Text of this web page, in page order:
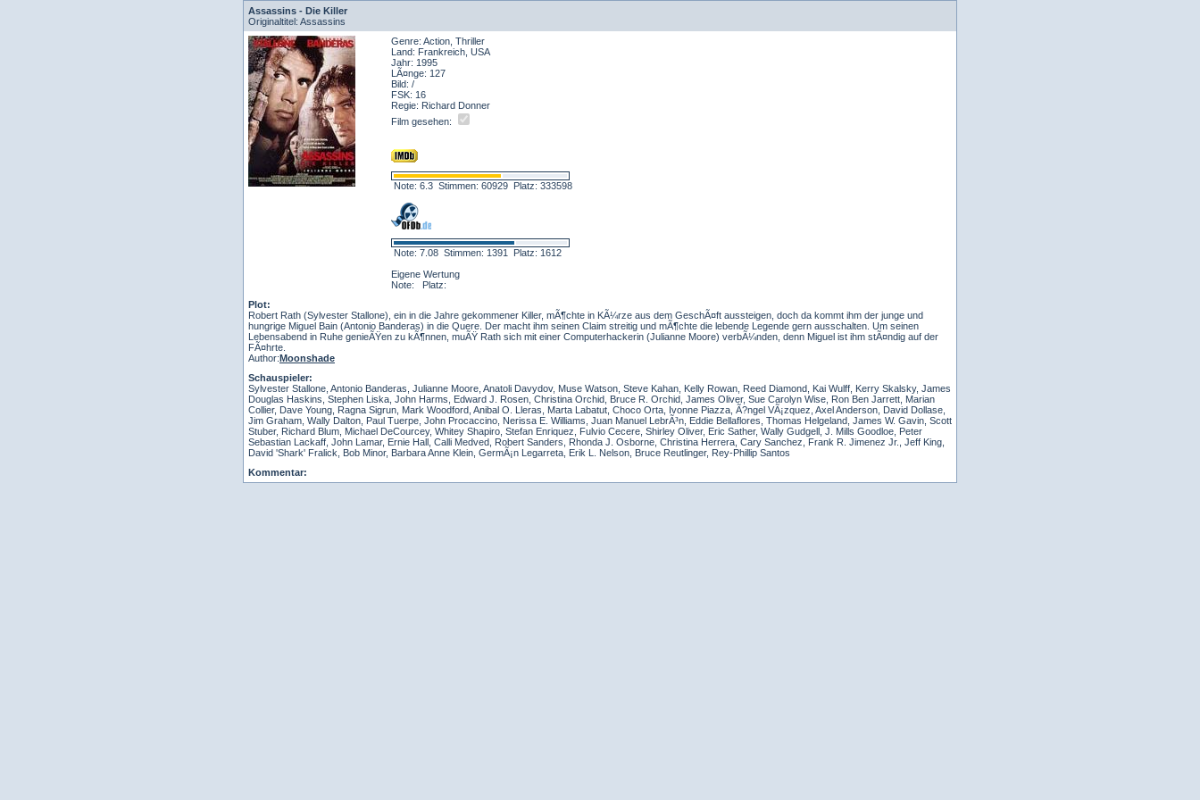
Assassins - Die Killer
Originaltitel: Assassins
Genre: Action, Thriller
Land: Frankreich, USA
Jahr: 1995
LÃ¤nge: 127
Bild: /
FSK: 16
Regie: Richard Donner
Film gesehen:
Note: 6.3 Stimmen: 60929 Platz: 333598
Note: 7.08 Stimmen: 1391 Platz: 1612
Eigene Wertung
Note: Platz:
Plot:
Robert Rath (Sylvester Stallone), ein in die Jahre gekommener Killer, mÃ¶chte in KÃ¼rze aus dem GeschÃ¤ft aussteigen, doch da kommt ihm der junge und
hungrige Miguel Bain (Antonio Banderas) in die Quere. Der macht ihm seinen Claim streitig und mÃ¶chte die lebende Legende gern ausschalten. Um seinen
Lebensabend in Ruhe genieÃŸen zu kÃ¶nnen, muÃŸ Rath sich mit einer Computerhackerin (Julianne Moore) verbÃ¼nden, denn Miguel ist ihm stÃ¤ndig auf der
FÃ¤hrte.
Author:Moonshade
Schauspieler:
Sylvester Stallone, Antonio Banderas, Julianne Moore, Anatoli Davydov, Muse Watson, Steve Kahan, Kelly Rowan, Reed Diamond, Kai Wulff, Kerry Skalsky, James
Douglas Haskins, Stephen Liska, John Harms, Edward J. Rosen, Christina Orchid, Bruce R. Orchid, James Oliver, Sue Carolyn Wise, Ron Ben Jarrett, Marian
Collier, Dave Young, Ragna Sigrun, Mark Woodford, Anibal O. Lleras, Marta Labatut, Choco Orta, Ivonne Piazza, Ã?ngel VÃ¡zquez, Axel Anderson, David Dollase,
Jim Graham, Wally Dalton, Paul Tuerpe, John Procaccino, Nerissa E. Williams, Juan Manuel LebrÃ³n, Eddie Bellaflores, Thomas Helgeland, James W. Gavin, Scott
Stuber, Richard Blum, Michael DeCourcey, Whitey Shapiro, Stefan Enriquez, Fulvio Cecere, Shirley Oliver, Eric Sather, Wally Gudgell, J. Mills Goodloe, Peter
Sebastian Lackaff, John Lamar, Ernie Hall, Calli Medved, Robert Sanders, Rhonda J. Osborne, Christina Herrera, Cary Sanchez, Frank R. Jimenez Jr., Jeff King,
David 'Shark' Fralick, Bob Minor, Barbara Anne Klein, GermÃ¡n Legarreta, Erik L. Nelson, Bruce Reutlinger, Rey-Phillip Santos
Kommentar: